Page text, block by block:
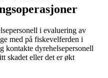
i evaluering av
med på fiskevelferden i
kontakte dyrehelsepersonell
skadet eller det er økt